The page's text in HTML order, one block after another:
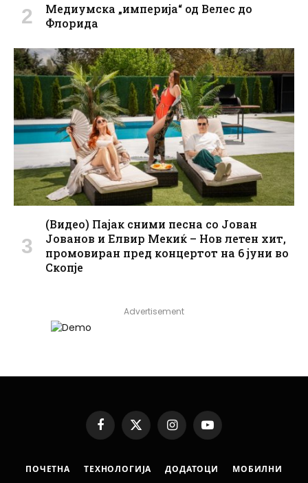
Медиумска „империја“ од Велес до
Флорида
(Видео) Пајак сними песна со Јован
Јованов и Елвир Мекиќ – Нов летен хит,
промовиран пред концертот на 6 јуни во
Скопје
Advertisement
Facebook
X
(Twitter)
InstagramYouTube
ПОЧЕТНА ТЕХНОЛОГИЈА ДОДАТОЦИ МОБИЛНИ